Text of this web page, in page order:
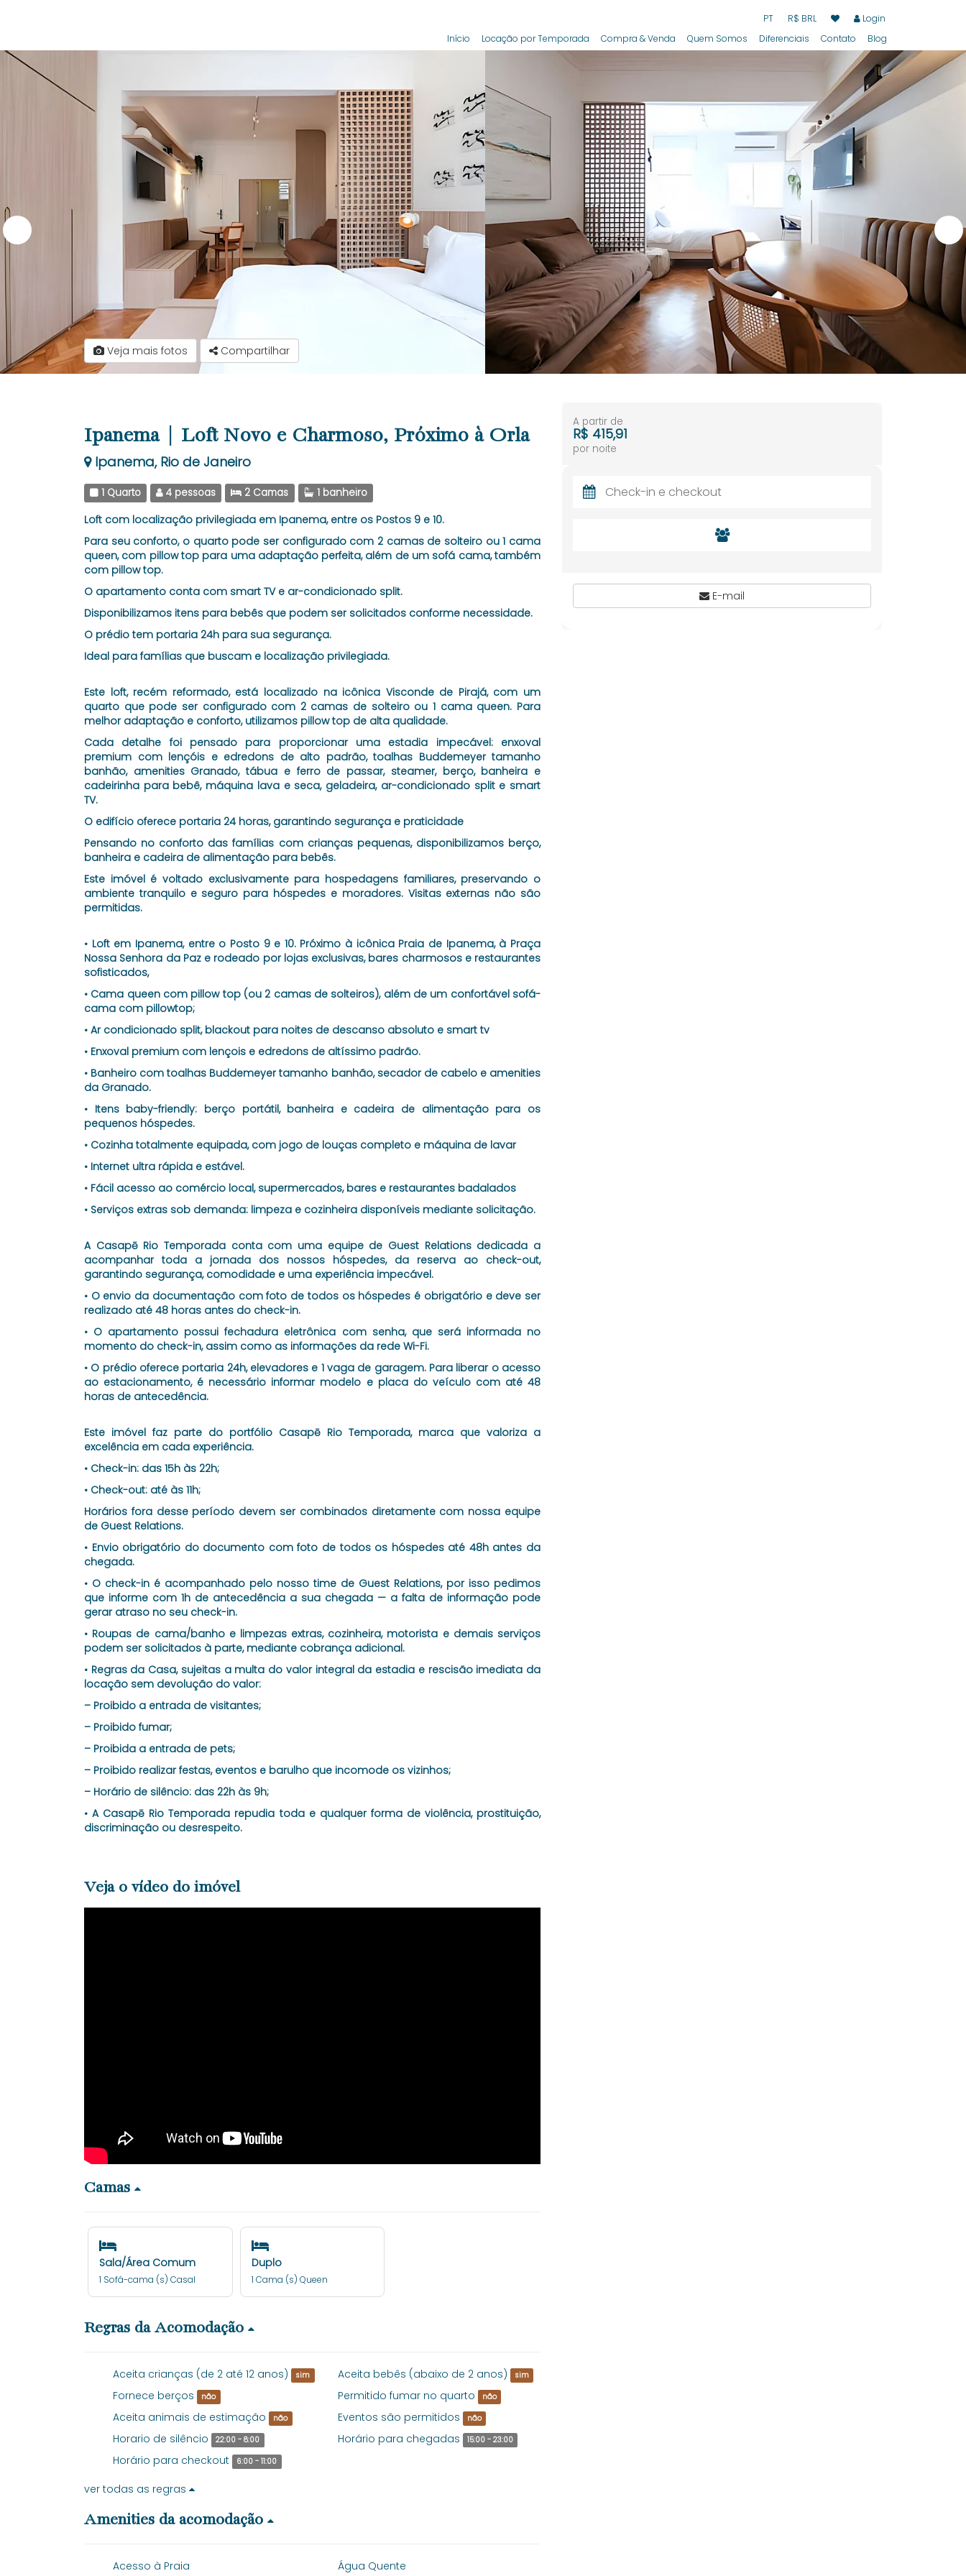
PT R$ BRL
Login
Início
Locação por Temporada Compra & Venda Quem Somos Diferenciais Contato Blog
Veja mais fotos Compartilhar
Ipanema | Loft Novo e Charmoso, Próximo à Orla
Ipanema, Rio de Janeiro
1 Quarto 4 pessoas 2 Camas 1 banheiro
Loft com localização privilegiada em Ipanema, entre os Postos 9 e 10.
Para seu conforto, o quarto pode ser configurado com 2 camas de solteiro ou 1 cama
queen, com pillow top para uma adaptação perfeita, além de um sofá cama, também
com pillow top.
O apartamento conta com smart TV e ar-condicionado split.
Disponibilizamos itens para bebês que podem ser solicitados conforme necessidade.
O prédio tem portaria 24h para sua segurança.
Ideal para famílias que buscam e localização privilegiada.
Este loft, recém reformado, está localizado na icônica Visconde de Pirajá, com um
quarto que pode ser configurado com 2 camas de solteiro ou 1 cama queen. Para
melhor adaptação e conforto, utilizamos pillow top de alta qualidade.
Cada detalhe foi pensado para proporcionar uma estadia impecável: enxoval
premium com lençóis e edredons de alto padrão, toalhas Buddemeyer tamanho
banhão, amenities Granado, tábua e ferro de passar, steamer, berço, banheira e
cadeirinha para bebê, máquina lava e seca, geladeira, ar-condicionado split e smart
TV.
O edifício oferece portaria 24 horas, garantindo segurança e praticidade
Pensando no conforto das famílias com crianças pequenas, disponibilizamos berço,
banheira e cadeira de alimentação para bebês.
Este imóvel é voltado exclusivamente para hospedagens familiares, preservando o
ambiente tranquilo e seguro para hóspedes e moradores. Visitas externas não são
permitidas.
• Loft em Ipanema, entre o Posto 9 e 10. Próximo à icônica Praia de Ipanema, à Praça
Nossa Senhora da Paz e rodeado por lojas exclusivas, bares charmosos e restaurantes
sofisticados,
• Cama queen com pillow top (ou 2 camas de solteiros), além de um confortável sofá-
cama com pillowtop;
• Ar condicionado split, blackout para noites de descanso absoluto e smart tv
• Enxoval premium com lençois e edredons de altíssimo padrão.
• Banheiro com toalhas Buddemeyer tamanho banhão, secador de cabelo e amenities
da Granado.
• Itens baby-friendly: berço portátil, banheira e cadeira de alimentação para os
pequenos hóspedes.
• Cozinha totalmente equipada, com jogo de louças completo e máquina de lavar
• Internet ultra rápida e estável.
• Fácil acesso ao comércio local, supermercados, bares e restaurantes badalados
• Serviços extras sob demanda: limpeza e cozinheira disponíveis mediante solicitação.
A Casapē Rio Temporada conta com uma equipe de Guest Relations dedicada a
acompanhar toda a jornada dos nossos hóspedes, da reserva ao check-out,
garantindo segurança, comodidade e uma experiência impecável.
• O envio da documentação com foto de todos os hóspedes é obrigatório e deve ser
realizado até 48 horas antes do check-in.
• O apartamento possui fechadura eletrônica com senha, que será informada no
momento do check-in, assim como as informações da rede Wi-Fi.
• O prédio oferece portaria 24h, elevadores e 1 vaga de garagem. Para liberar o acesso
ao estacionamento, é necessário informar modelo e placa do veículo com até 48
horas de antecedência.
Este imóvel faz parte do portfólio Casapē Rio Temporada, marca que valoriza a
excelência em cada experiência.
• Check-in: das 15h às 22h;
• Check-out: até às 11h;
Horários fora desse período devem ser combinados diretamente com nossa equipe
de Guest Relations.
• Envio obrigatório do documento com foto de todos os hóspedes até 48h antes da
chegada.
• O check-in é acompanhado pelo nosso time de Guest Relations, por isso pedimos
que informe com 1h de antecedência a sua chegada — a falta de informação pode
gerar atraso no seu check-in.
• Roupas de cama/banho e limpezas extras, cozinheira, motorista e demais serviços
podem ser solicitados à parte, mediante cobrança adicional.
• Regras da Casa, sujeitas a multa do valor integral da estadia e rescisão imediata da
locação sem devolução do valor:
– Proibido a entrada de visitantes;
– Proibido fumar;
– Proibida a entrada de pets;
– Proibido realizar festas, eventos e barulho que incomode os vizinhos;
– Horário de silêncio: das 22h às 9h;
• A Casapē Rio Temporada repudia toda e qualquer forma de violência, prostituição,
discriminação ou desrespeito.
Veja o vídeo do imóvel
Camas
Sala/Área Comum
1 Sofá-cama (s) Casal
Duplo
1 Cama (s) Queen
Regras da Acomodação
Aceita crianças (de 2 até 12 anos) sim Aceita bebês (abaixo de 2 anos) sim
Fornece berços não Permitido fumar no quarto não
Aceita animais de estimação não Eventos são permitidos não
Horario de silêncio 22:00 - 8:00 Horário para chegadas 15:00 - 23:00
Horário para checkout 6:00 - 11:00
ver todas as regras
Amenities da acomodação
Acesso à Praia Água Quente
A partir de
R$ 415,91
por noite
E-mail